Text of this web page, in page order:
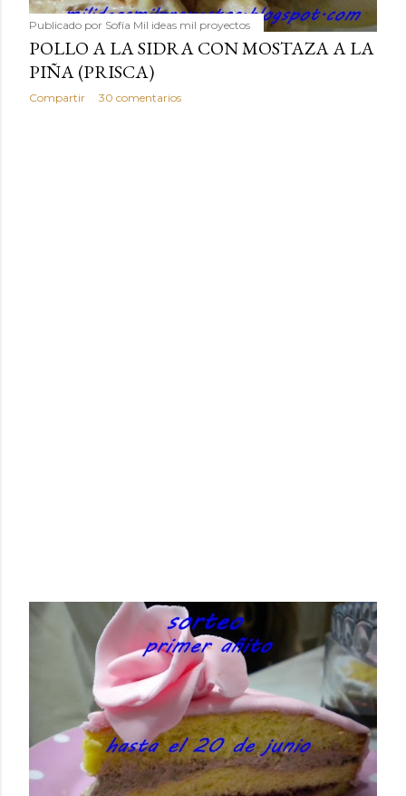
Publicado por Sofía Mil ideas mil proyectos
POLLO A LA SIDRA CON MOSTAZA A LA
PIÑA (PRISCA)
Compartir 30 comentarios